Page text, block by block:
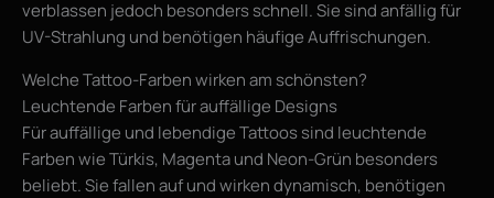
verblassen jedoch besonders schnell. Sie sind anfällig für
UV-Strahlung und benötigen häufige Auffrischungen.
Welche Tattoo-Farben wirken am schönsten?
Leuchtende Farben für auffällige Designs
Für auffällige und lebendige Tattoos sind leuchtende
Farben wie Türkis, Magenta und Neon-Grün besonders
beliebt. Sie fallen auf und wirken dynamisch, benötigen